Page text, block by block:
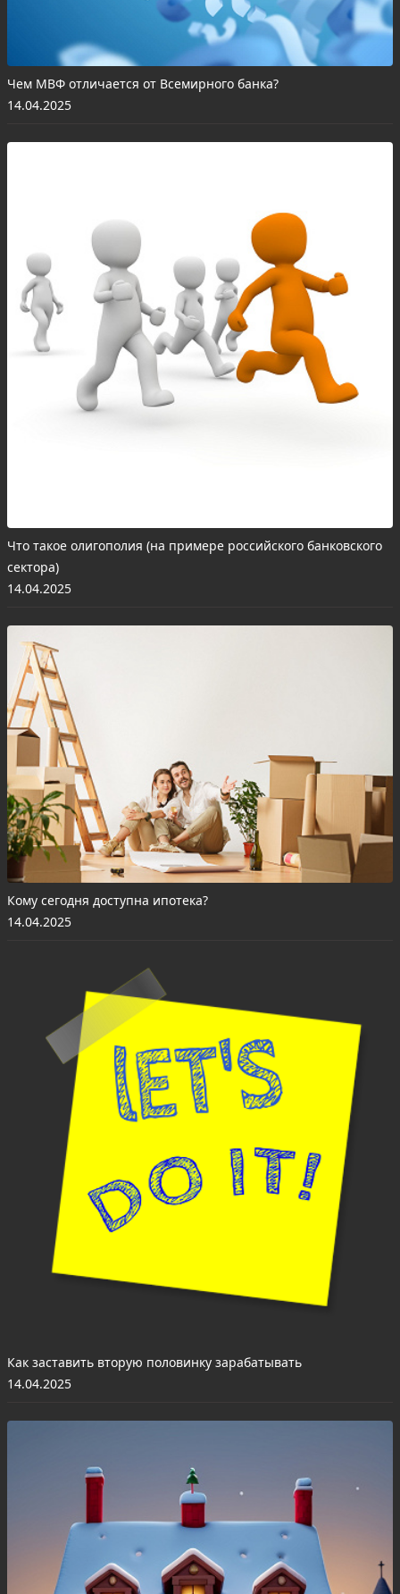
Чем МВФ отличается от Всемирного банка?
14.04.2025
Что такое олигополия (на примере российского банковского
сектора)
14.04.2025
Кому сегодня доступна ипотека?
14.04.2025
Как заставить вторую половинку зарабатывать
14.04.2025